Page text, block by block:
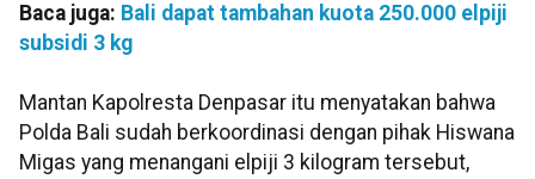
Baca juga: Bali dapat tambahan kuota 250.000 elpiji
subsidi 3 kg
Mantan Kapolresta Denpasar itu menyatakan bahwa
Polda Bali sudah berkoordinasi dengan pihak Hiswana
Migas yang menangani elpiji 3 kilogram tersebut,